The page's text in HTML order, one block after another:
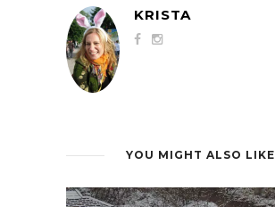
KRISTA
YOU MIGHT ALSO LIKE